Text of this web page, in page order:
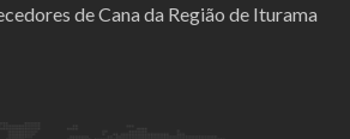
de Cana da Região de Iturama